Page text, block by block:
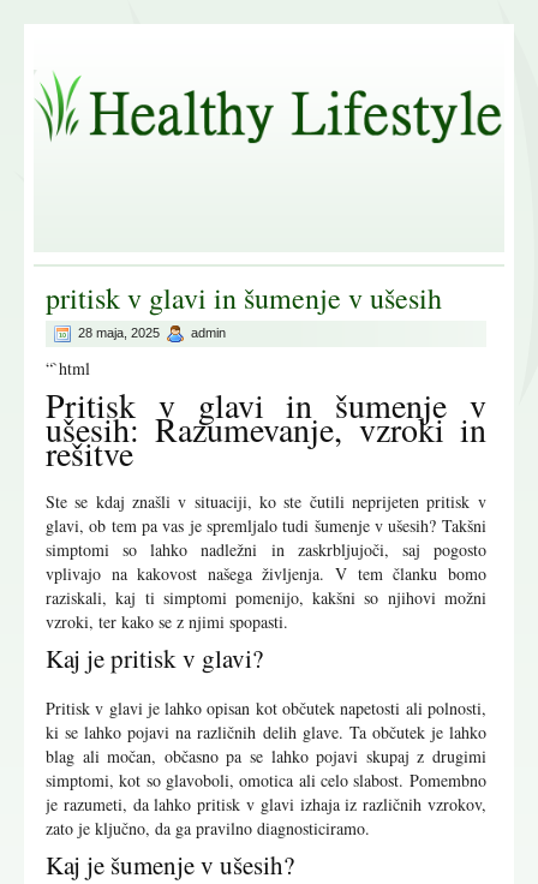
pritisk v glavi in šumenje v ušesih
28 maja, 2025 admin
“`html
Pritisk v glavi in šumenje v
ušesih: Razumevanje, vzroki in
rešitve
Ste se kdaj znašli v situaciji, ko ste čutili neprijeten pritisk v
glavi, ob tem pa vas je spremljalo tudi šumenje v ušesih? Takšni
simptomi so lahko nadležni in zaskrbljujoči, saj pogosto
vplivajo na kakovost našega življenja. V tem članku bomo
raziskali, kaj ti simptomi pomenijo, kakšni so njihovi možni
vzroki, ter kako se z njimi spopasti.
Kaj je pritisk v glavi?
Pritisk v glavi je lahko opisan kot občutek napetosti ali polnosti,
ki se lahko pojavi na različnih delih glave. Ta občutek je lahko
blag ali močan, občasno pa se lahko pojavi skupaj z drugimi
simptomi, kot so glavoboli, omotica ali celo slabost. Pomembno
je razumeti, da lahko pritisk v glavi izhaja iz različnih vzrokov,
zato je ključno, da ga pravilno diagnosticiramo.
Kaj je šumenje v ušesih?